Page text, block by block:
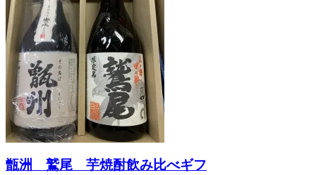
甑洲 鷲尾 芋焼酎飲み比べギフ